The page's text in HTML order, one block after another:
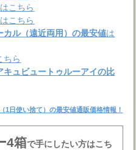
はこちら
はこちら
カル（遠近両用）の最安値は
ちら
ュビュートゥルーアイの比
日使い捨て）の最安値通販価格情報！
4箱で手にしたい方はこち